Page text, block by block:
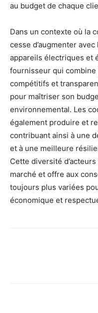
au budget de chaque
Dans un contexte où la
cesse d’augmenter
appareils électriques et
fournisseur qui
compétitifs et
pour maîtriser son
environnemental. Les
également produire et
contribuant ainsi à une
et à une meilleure
Cette diversité
marché et offre aux
toujours plus variées
économique et